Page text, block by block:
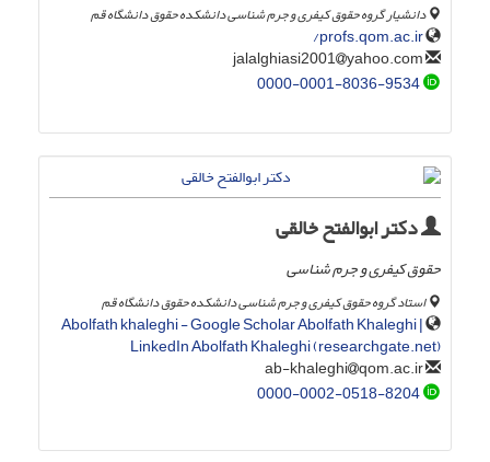
دانشیار گروه حقوق کیفری و جرم شناسی دانشکده حقوق دانشگاه قم
profs.qom.ac.ir/
yahoo.com
0000-0001-8036-9534
دکتر ابوالفتح خالقی
حقوق کیفری و جرم شناسی
استاد گروه حقوق کیفری و جرم شناسی دانشکده حقوق دانشگاه قم
‪Abolfath khaleghi‬ - ‪Google Scholar‬ Abolfath Khaleghi |
LinkedIn Abolfath Khaleghi (researchgate.net)
qom.ac.ir
0000-0002-0518-8204